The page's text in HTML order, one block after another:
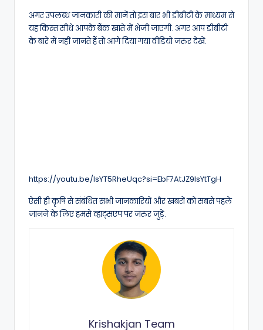
अगर उपलब्ध जानकारी की मानें तो इस बार भी डीबीटी के माध्यम से
यह किस्त सीधे आपके बैंक खाते में भेजी जाएगी. अगर आप डीबीटी
के बारे में नहीं जानते हैं तो आगे दिया गया वीडियो जरुर देखें.
https://youtu.be/IsYT5RheUqc?si=EbF7AtJZ9IsYtTgH
ऐसी ही कृषि से संबंधित सभी जानकारियों और खबरों को सबसे पहले
जानने के लिए हमसे व्हाट्सएप पर जरुर जुड़ें.
Krishakjan Team